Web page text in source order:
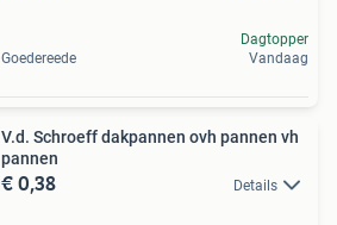
Goedereede
Dagtopper
Vandaag
V.d. Schroeff dakpannen ovh pannen vh
pannen
€ 0,38 Details